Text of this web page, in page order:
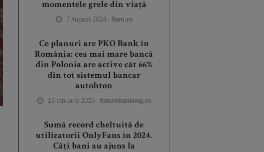
momentele grele din viață
7 August 2024 -9am.ro
Ce planuri are PKO Bank în
România: cea mai mare bancă
din Polonia are active cât 66%
din tot sistemul bancar
autohton
16 Ianuarie 2025 -futurebanking.ro
Sumă record cheltuită de
utilizatorii OnlyFans în 2024.
Câți bani au ajuns la